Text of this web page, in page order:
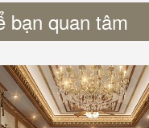
bạn quan tâm